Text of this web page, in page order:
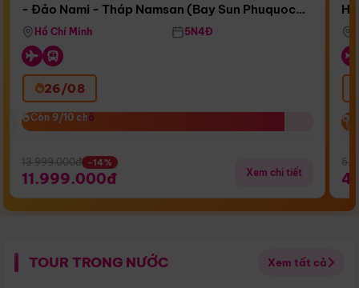
Bay Sun Phuquoc Airways
- Đảo Nami - Tháp Namsan (Bay Sun Phuquoc
Airways)
Hồ Chí Minh 5N4Đ
26/08
Còn 9/10 chỗ
Còn 9/10 chỗ
13.999.000đ -14%
11.999.000đ Xem chi tiết
TOUR TRONG NƯỚC Xem tất cả
Điểm nổi bật